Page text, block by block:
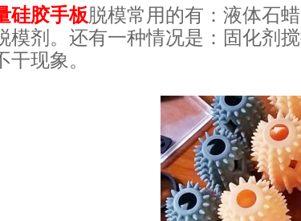
硅胶手板脱模常用的有：液体石
模剂。还有一种情况是：固化剂
干现象。